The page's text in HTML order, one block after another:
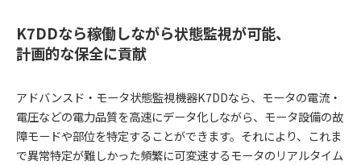
K7DDなら稼働しながら状態監視が可能、
計画的な保全に貢献
アドバンスド・モータ状態監視機器K7DDなら、モータの電流・
電圧などの電力品質を高速にデータ化しながら、モータ設備の故
障モードや部位を特定することができます。それにより、これま
で異常特定が難しかった頻繁に可変速するモータのリアルタイム